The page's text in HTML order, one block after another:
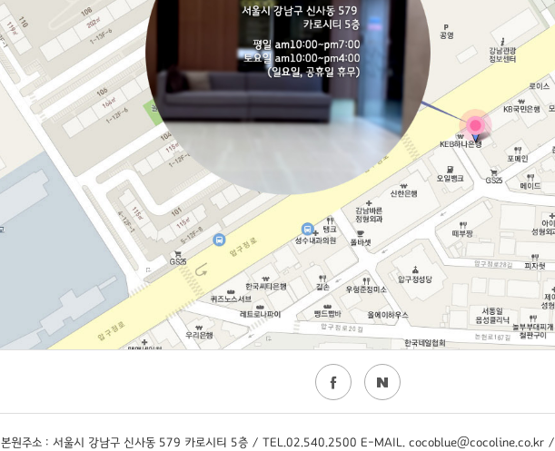
본원주소 : 서울시 강남구 신사동 579 카로시티 5층 / TEL.02.540.2500 E-MAIL. cocoblue@cocoline.co.kr /